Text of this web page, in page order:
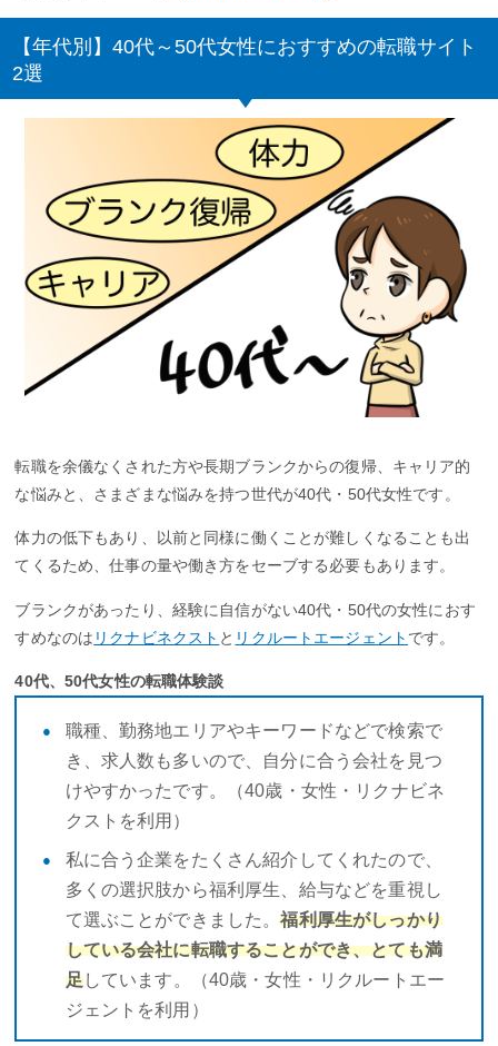
【年代別】40代～50代女性におすすめの転職サイト
2選
転職を余儀なくされた方や長期ブランクからの復帰、キャリア的
な悩みと、さまざまな悩みを持つ世代が40代・50代女性です。
体力の低下もあり、以前と同様に働くことが難しくなることも出
てくるため、仕事の量や働き方をセーブする必要もあります。
ブランクがあったり、経験に自信がない40代・50代の女性におす
すめなのは リクナビネクスト と リクルートエージェント です。
40代、50代女性の転職体験談
職種、勤務地エリアやキーワードなどで検索で
き、求人数も多いので、自分に合う会社を見つ
けやすかったです。（40歳・女性・リクナビネ
クストを利用）
私に合う企業をたくさん紹介してくれたので、
多くの選択肢から福利厚生、給与などを重視し
て選ぶことができました。福利厚生がしっかり
している会社に転職することができ、とても満
足しています。（40歳・女性・リクルートエー
ジェントを利用）